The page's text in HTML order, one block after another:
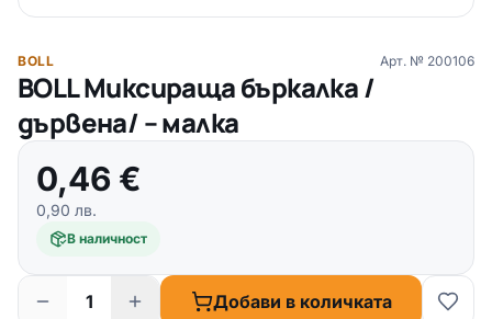
BOLL Арт. № 200106
BOLL Миксираща бъркалка /
дървена/ – малка
0,46 €
0,90 лв.
В наличност
Добави в количката